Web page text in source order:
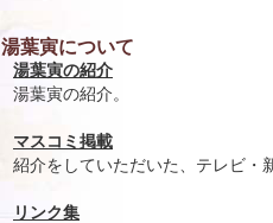
湯葉寅について
湯葉寅の紹介
湯葉寅の紹介。
マスコミ掲載
紹介をしていただいた、テレビ・
リンク集